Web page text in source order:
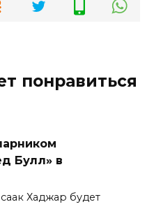
понравиться
Булл» в
Хаджар будет